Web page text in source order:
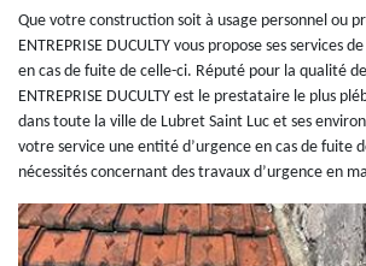
Que votre construction soit à usage personnel ou
ENTREPRISE DUCULTY vous propose ses services
en cas de fuite de celle-ci. Réputé pour la qualité
ENTREPRISE DUCULTY est le prestataire le plus
dans toute la ville de Lubret Saint Luc et ses
votre service une entité d’urgence en cas de fuite
nécessités concernant des travaux d’urgence en